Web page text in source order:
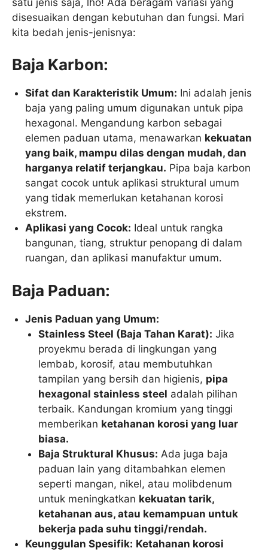
disesuaikan dengan kebutuhan dan fungsi. Mari
kita bedah jenis-jenisnya:
Baja Karbon:
Sifat dan Karakteristik Umum: Ini adalah jenis
baja yang paling umum digunakan untuk pipa
hexagonal. Mengandung karbon sebagai
elemen paduan utama, menawarkan kekuatan
yang baik, mampu dilas dengan mudah, dan
harganya relatif terjangkau. Pipa baja karbon
sangat cocok untuk aplikasi struktural umum
yang tidak memerlukan ketahanan korosi
ekstrem.
Aplikasi yang Cocok: Ideal untuk rangka
bangunan, tiang, struktur penopang di dalam
ruangan, dan aplikasi manufaktur umum.
Baja Paduan:
Jenis Paduan yang Umum:
Stainless Steel (Baja Tahan Karat): Jika
proyekmu berada di lingkungan yang
lembab, korosif, atau membutuhkan
tampilan yang bersih dan higienis, pipa
hexagonal stainless steel adalah pilihan
terbaik. Kandungan kromium yang tinggi
memberikan ketahanan korosi yang luar
biasa.
Baja Struktural Khusus: Ada juga baja
paduan lain yang ditambahkan elemen
seperti mangan, nikel, atau molibdenum
untuk meningkatkan kekuatan tarik,
ketahanan aus, atau kemampuan untuk
bekerja pada suhu tinggi/rendah.
Keunggulan Spesifik: Ketahanan korosi